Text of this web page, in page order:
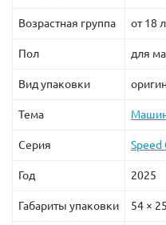
Возрастная группа от 18
Пол для
Вид упаковки
Тема
Серия Speed
Год 2025
Габариты упаковки 54 ×